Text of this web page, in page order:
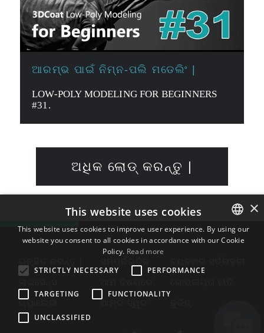
ଆରମ୍ଭ ପାଇଁ ନିମ୍ନ-ପଲି ମଡେଲିଂ |
LOW-POLY MODELING FOR BEGINNERS
#31.
ଅଧିକ ଲୋଡ୍ କରନ୍ତୁ |
ଗ୍ୟାଲେରୀ ଆମର ସ୍ୱର
ENGLISH
×
This website uses cookies
This website uses cookies to improve user experience. By using our
website you consent to all cookies in accordance with our Cookie
Policy. Read more
STRICTLY NECESSARY
PERFORMANCE
TARGETING FUNCTIONALITY
UNCLASSIFIED